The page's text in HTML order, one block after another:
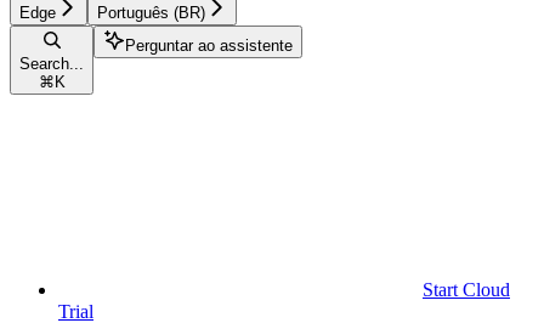
Edge Português (BR)
Search...
⌘ K
Perguntar ao assistente
Start Cloud
Trial